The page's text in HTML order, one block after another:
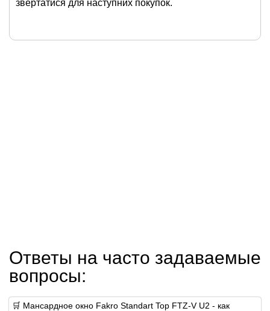
звертатися для наступних покупок.
Ответы на часто задаваемые
вопросы:
🛒 Мансардное окно Fakro Standart Top FTZ-V U2 - как